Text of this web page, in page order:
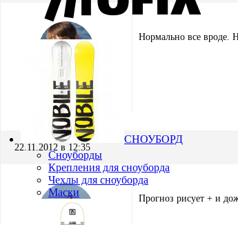
СНОУБОРД
Сноуборды
Крепления для сноуборда
Чехлы для сноуборда
Маски
Игорь Кремнёв
Хранитель
Нормально все вроде.
22.11.2012 в 12:35
Прогноз рисует + и